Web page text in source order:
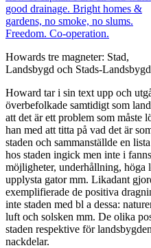
Howards tre magneter: Stad,
Landsbygd och Stads-Landsbygd
Howard tar i sin text upp och
överbefolkade samtidigt som
att det är ett problem som måste
han med att titta på vad det är
staden och sammanställde en
hos staden ingick men inte i
möjligheter, underhållning, höga
upplysta gator mm. Likadant
exemplifierade de positiva
inte staden med bl a dessa:
luft och solsken mm. De olika
staden respektive för
nackdelar.